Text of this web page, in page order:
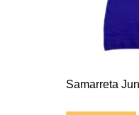
Samarreta